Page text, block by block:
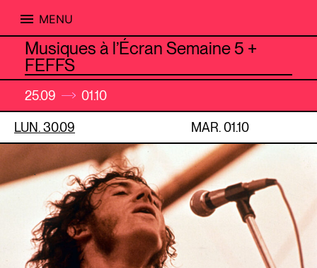
content
MENU
Musiques à l’Écran Semaine 5 +
FEFFS
25.09 01.10
LUN. 30.09 MAR. 01.10